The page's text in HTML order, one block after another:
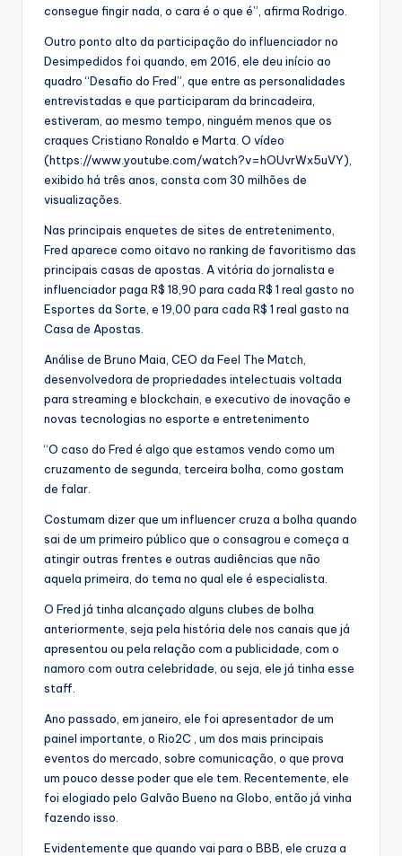
consegue fingir nada, o cara é o que é”, afirma Rodrigo.
Outro ponto alto da participação do influenciador no
Desimpedidos foi quando, em 2016, ele deu início ao
quadro “Desafio do Fred”, que entre as personalidades
entrevistadas e que participaram da brincadeira,
estiveram, ao mesmo tempo, ninguém menos que os
craques Cristiano Ronaldo e Marta. O vídeo
(https://www.youtube.com/watch?v=hOUvrWx5uVY),
exibido há três anos, consta com 30 milhões de
visualizações.
Nas principais enquetes de sites de entretenimento,
Fred aparece como oitavo no ranking de favoritismo das
principais casas de apostas. A vitória do jornalista e
influenciador paga R$ 18,90 para cada R$ 1 real gasto no
Esportes da Sorte, e 19,00 para cada R$ 1 real gasto na
Casa de Apostas.
Análise de Bruno Maia, CEO da Feel The Match,
desenvolvedora de propriedades intelectuais voltada
para streaming e blockchain, e executivo de inovação e
novas tecnologias no esporte e entretenimento
“O caso do Fred é algo que estamos vendo como um
cruzamento de segunda, terceira bolha, como gostam
de falar.
Costumam dizer que um influencer cruza a bolha quando
sai de um primeiro público que o consagrou e começa a
atingir outras frentes e outras audiências que não
aquela primeira, do tema no qual ele é especialista.
O Fred já tinha alcançado alguns clubes de bolha
anteriormente, seja pela história dele nos canais que já
apresentou ou pela relação com a publicidade, com o
namoro com outra celebridade, ou seja, ele já tinha esse
staff.
Ano passado, em janeiro, ele foi apresentador de um
painel importante, o Rio2C , um dos mais principais
eventos do mercado, sobre comunicação, o que prova
um pouco desse poder que ele tem. Recentemente, ele
foi elogiado pelo Galvão Bueno na Globo, então já vinha
fazendo isso.
Evidentemente que quando vai para o BBB, ele cruza a